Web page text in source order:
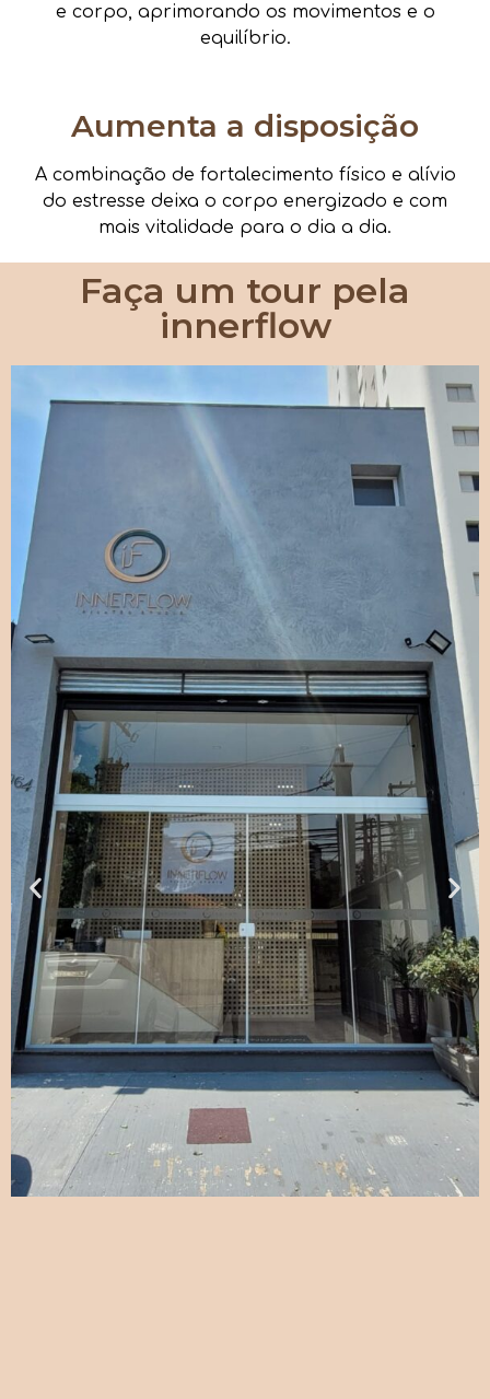
e corpo, aprimorando os movimentos e o
equilíbrio.
Aumenta a disposição
A combinação de fortalecimento físico e alívio
do estresse deixa o corpo energizado e com
mais vitalidade para o dia a dia.
Faça um tour pela
innerflow